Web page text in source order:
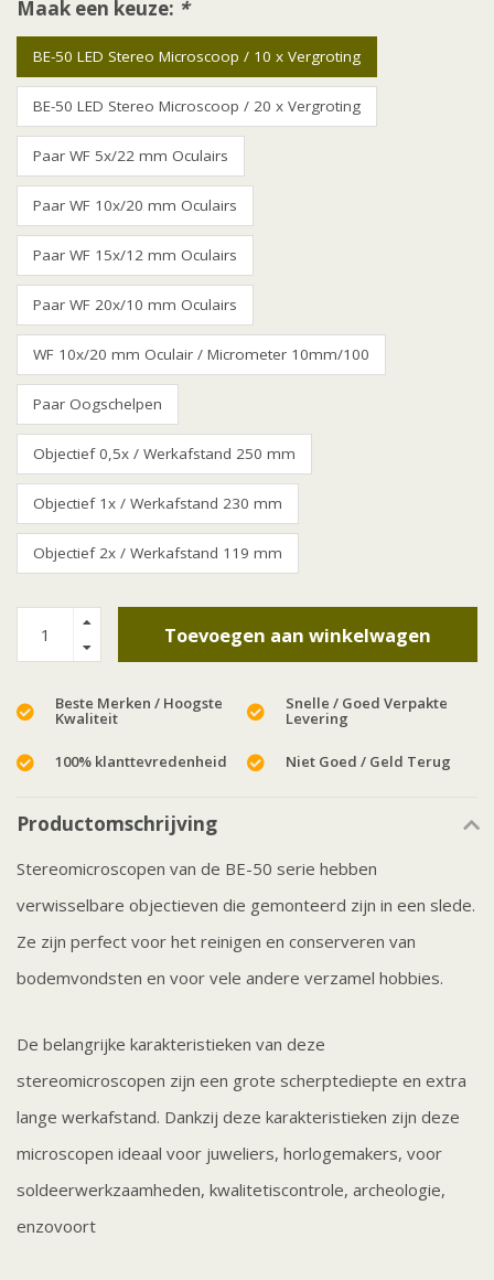
Maak een keuze: *
BE-50 LED Stereo Microscoop / 10 x Vergroting
BE-50 LED Stereo Microscoop / 20 x Vergroting
Paar WF 5x/22 mm Oculairs
Paar WF 10x/20 mm Oculairs
Paar WF 15x/12 mm Oculairs
Paar WF 20x/10 mm Oculairs
WF 10x/20 mm Oculair / Micrometer 10mm/100
Paar Oogschelpen
Objectief 0,5x / Werkafstand 250 mm
Objectief 1x / Werkafstand 230 mm
Objectief 2x / Werkafstand 119 mm
Toevoegen aan winkelwagen
Beste Merken / Hoogste
Kwaliteit
Snelle / Goed Verpakte
Levering
100% klanttevredenheid Niet Goed / Geld Terug
Productomschrijving
Stereomicroscopen van de BE-50 serie hebben
verwisselbare objectieven die gemonteerd zijn in een slede.
Ze zijn perfect voor het reinigen en conserveren van
bodemvondsten en voor vele andere verzamel hobbies.
De belangrijke karakteristieken van deze
stereomicroscopen zijn een grote scherptediepte en extra
lange werkafstand. Dankzij deze karakteristieken zijn deze
microscopen ideaal voor juweliers, horlogemakers, voor
soldeerwerkzaamheden, kwalitetiscontrole, archeologie,
enzovoort